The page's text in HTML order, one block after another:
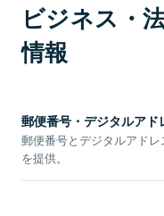
ビジネス・
情報
郵便番号・デジタルアド
郵便番号とデジタルアド
を提供。